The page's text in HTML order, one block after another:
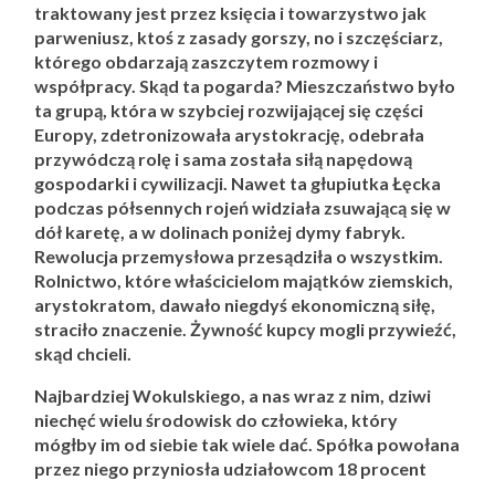
traktowany jest przez księcia i towarzystwo jak
parweniusz, ktoś z zasady gorszy, no i szczęściarz,
którego obdarzają zaszczytem rozmowy i
współpracy. Skąd ta pogarda? Mieszczaństwo było
ta grupą, która w szybciej rozwijającej się części
Europy, zdetronizowała arystokrację, odebrała
przywódczą rolę i sama została siłą napędową
gospodarki i cywilizacji. Nawet ta głupiutka Łęcka
podczas półsennych rojeń widziała zsuwającą się w
dół karetę, a w dolinach poniżej dymy fabryk.
Rewolucja przemysłowa przesądziła o wszystkim.
Rolnictwo, które właścicielom majątków ziemskich,
arystokratom, dawało niegdyś ekonomiczną siłę,
straciło znaczenie. Żywność kupcy mogli przywieźć,
skąd chcieli.
Najbardziej Wokulskiego, a nas wraz z nim, dziwi
niechęć wielu środowisk do człowieka, który
mógłby im od siebie tak wiele dać. Spółka powołana
przez niego przyniosła udziałowcom 18 procent